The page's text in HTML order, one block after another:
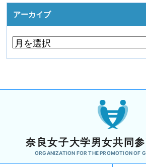
アーカイブ
奈良女子大学男女共同
ORGANIZATION FOR THE PROMOTION OF